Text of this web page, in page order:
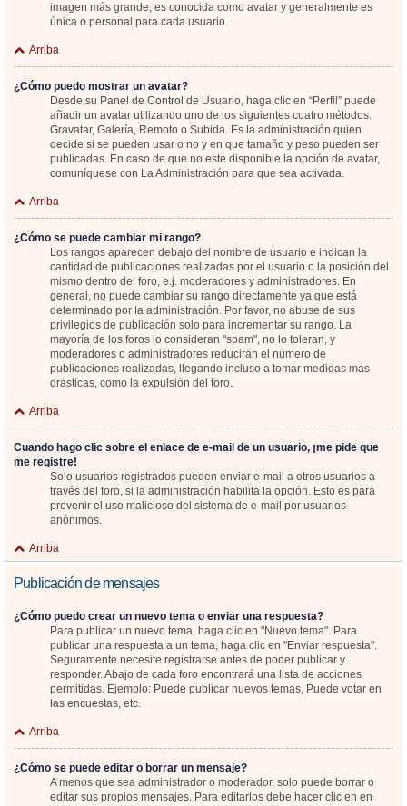
imagen más grande, es conocida como avatar y generalmente es
única o personal para cada usuario.
Arriba
¿Cómo puedo mostrar un avatar?
Desde su Panel de Control de Usuario, haga clic en “Perfil” puede
añadir un avatar utilizando uno de los siguientes cuatro métodos:
Gravatar, Galería, Remoto o Subida. Es la administración quien
decide si se pueden usar o no y en que tamaño y peso pueden ser
publicadas. En caso de que no este disponible la opción de avatar,
comuníquese con La Administración para que sea activada.
Arriba
¿Cómo se puede cambiar mi rango?
Los rangos aparecen debajo del nombre de usuario e indican la
cantidad de publicaciones realizadas por el usuario o la posición del
mismo dentro del foro, e.j. moderadores y administradores. En
general, no puede cambiar su rango directamente ya que está
determinado por la administración. Por favor, no abuse de sus
privilegios de publicación solo para incrementar su rango. La
mayoría de los foros lo consideran "spam", no lo toleran, y
moderadores o administradores reducirán el número de
publicaciones realizadas, llegando incluso a tomar medidas mas
drásticas, como la expulsión del foro.
Arriba
Cuando hago clic sobre el enlace de e-mail de un usuario, ¡me pide que
me registre!
Solo usuarios registrados pueden enviar e-mail a otros usuarios a
través del foro, si la administración habilita la opción. Esto es para
prevenir el uso malicioso del sistema de e-mail por usuarios
anónimos.
Arriba
Publicación de mensajes
¿Cómo puedo crear un nuevo tema o enviar una respuesta?
Para publicar un nuevo tema, haga clic en "Nuevo tema". Para
publicar una respuesta a un tema, haga clic en "Enviar respuesta".
Seguramente necesite registrarse antes de poder publicar y
responder. Abajo de cada foro encontrará una lista de acciones
permitidas. Ejemplo: Puede publicar nuevos temas, Puede votar en
las encuestas, etc.
Arriba
¿Cómo se puede editar o borrar un mensaje?
A menos que sea administrador o moderador, solo puede borrar o
editar sus propios mensajes. Para editarlos debe hacer clic en en